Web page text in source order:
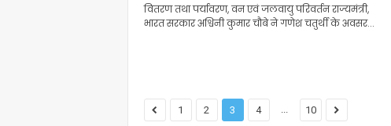
वितरण तथा पर्यावरण, वन एवं जलवायु परिवर्तन राज्यमंत्री,
भारत सरकार अश्विनी कुमार चौबे ने गणेश चतुर्थी के अवसर...
1 2 3 4 ... 10